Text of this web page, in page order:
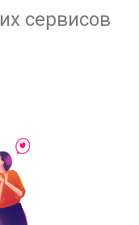
сервисов